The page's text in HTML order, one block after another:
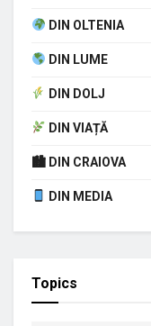
DIN OLTENIA
DIN LUME
DIN DOLJ
DIN VIAȚĂ
🏙 DIN CRAIOVA
DIN MEDIA
Topics